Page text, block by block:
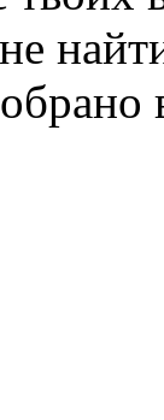
не